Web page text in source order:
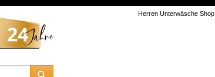
Herren Unterwäsche Shop